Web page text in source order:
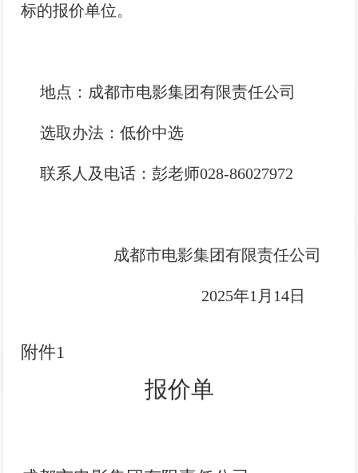
标的报价单位。
地点：成都市电影集团有限责任公司
选取办法：低价中选
联系人及电话：彭老师028-86027972
成都市电影集团有限责任公司
2025年1月14日
附件1
报价单